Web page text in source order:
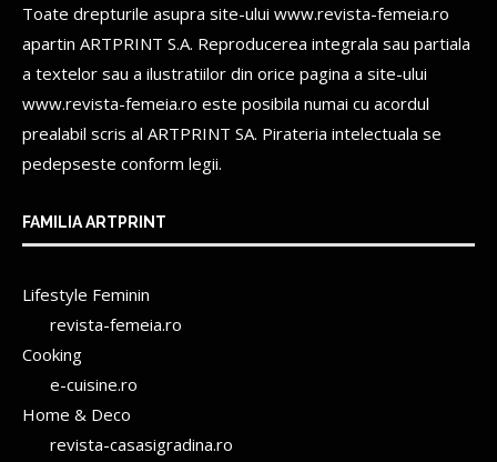
Toate drepturile asupra site-ului www.revista-femeia.ro
apartin ARTPRINT S.A. Reproducerea integrala sau partiala
a textelor sau a ilustratiilor din orice pagina a site-ului
www.revista-femeia.ro este posibila numai cu acordul
prealabil scris al ARTPRINT SA. Pirateria intelectuala se
pedepseste conform legii.
FAMILIA ARTPRINT
Lifestyle Feminin
revista-femeia.ro
Cooking
e-cuisine.ro
Home & Deco
revista-casasigradina.ro